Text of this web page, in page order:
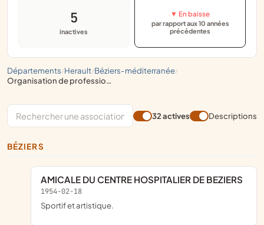
départements/ herault/ béziers-méditerranée/
organisation de professions médicales ou paramédicales
5
inactives
▼ En baisse
par rapport aux 10 années
précédentes
32 actives Descriptions
BÉZIERS
AMICALE DU CENTRE HOSPITALIER DE BEZIERS
1954-02-18
Sportif et artistique.